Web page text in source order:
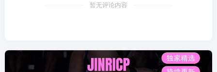
暂无评论内容